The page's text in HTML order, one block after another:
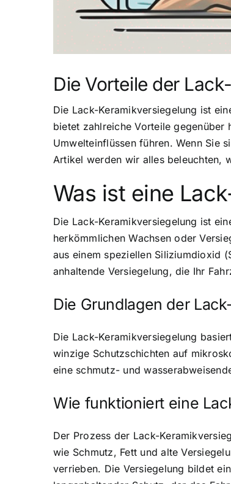
Die Vorteile der
Die Lack-Keramikversiegelung ist
bietet zahlreiche Vorteile gegenüber
Umwelteinflüssen führen. Wenn Sie
Artikel werden wir alles beleuchten,
Was ist eine
Die Lack-Keramikversiegelung ist
herkömmlichen Wachsen oder
aus einem speziellen Siliziumdioxid
anhaltende Versiegelung, die Ihr
Die Grundlagen der
Die Lack-Keramikversiegelung
winzige Schutzschichten auf
eine schmutz- und
Wie funktioniert eine
Der Prozess der Lack-
wie Schmutz, Fett und alte
verrieben. Die Versiegelung bildet